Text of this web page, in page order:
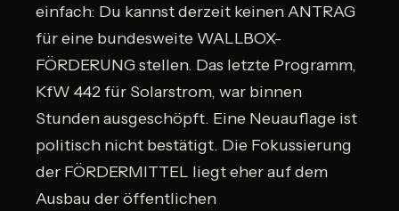
einfach: Du kannst derzeit keinen ANTRAG
für eine bundesweite WALLBOX-
FÖRDERUNG stellen. Das letzte Programm,
KfW 442 für Solarstrom, war binnen
Stunden ausgeschöpft. Eine Neuauflage ist
politisch nicht bestätigt. Die Fokussierung
der FÖRDERMITTEL liegt eher auf dem
Ausbau der öffentlichen